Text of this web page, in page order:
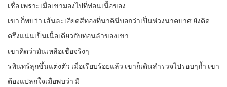
เชื่อ เพราะเมื่อเขามองไปที่ท่อนเนื้อของ
เขา ก็พบว่า เส้นละเอียดสีทองที่นาคินีบอกว่าเป็นห่วงนาคบาศ ยังติด
ตรึงแน่นเป็นเนื้อเดียวกับท่อนลำของเขา
เขาคิดว่ามันเหลือเชื่อจริงๆ
รพินทร์ลุกขึ้นแต่งตัว เมื่อเรียบร้อยแล้ว เขาก็เดินสำรวจไปรอบๆถ้ำ เขา
ต้องแปลกใจเมื่อพบว่า มี